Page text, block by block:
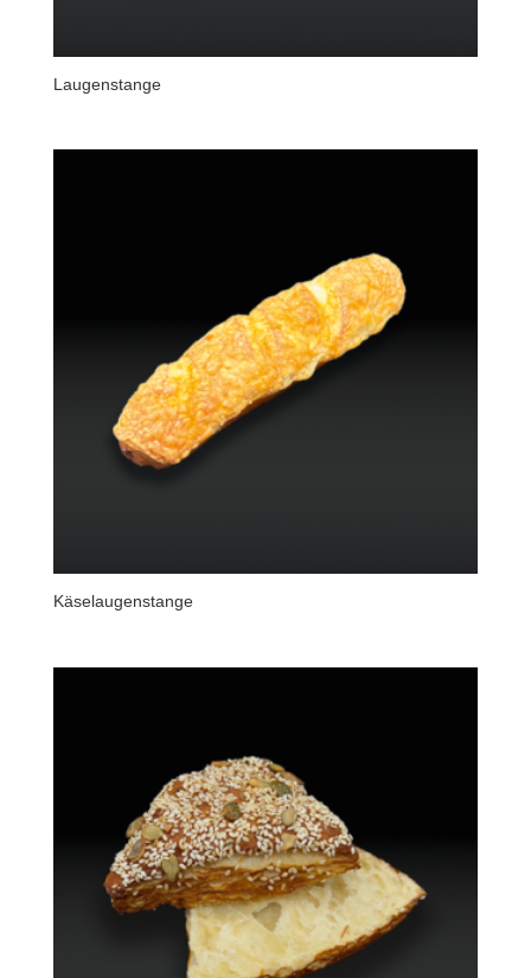
Laugenstange
Käselaugenstange